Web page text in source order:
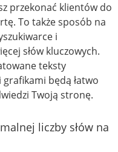
przekonać klientów do
To także sposób na
i
słów kluczowych.
teksty
będą łatwo
Twoją stronę.
liczby słów na